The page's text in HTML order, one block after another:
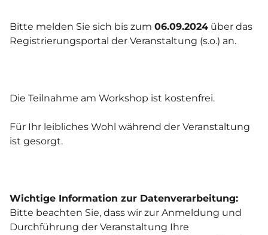
Bitte melden Sie sich bis zum 06.09.2024 über das
Registrierungsportal der Veranstaltung (s.o.) an.
Die Teilnahme am Workshop ist kostenfrei.
Für Ihr leibliches Wohl während der Veranstaltung
ist gesorgt.
Wichtige Information zur Datenverarbeitung:
Bitte beachten Sie, dass wir zur Anmeldung und
Durchführung der Veranstaltung Ihre